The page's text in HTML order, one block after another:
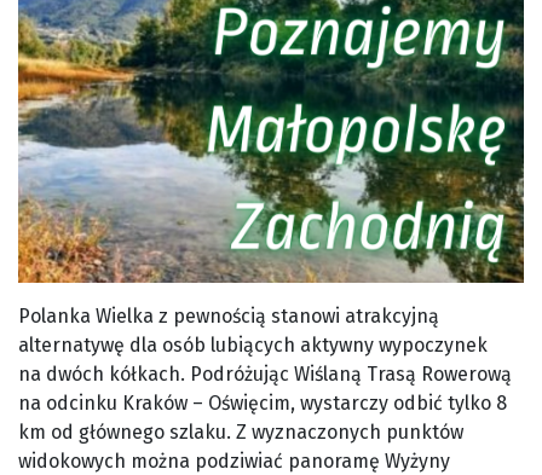
Polanka Wielka z pewnością stanowi atrakcyjną
alternatywę dla osób lubiących aktywny wypoczynek
na dwóch kółkach. Podróżując Wiślaną Trasą Rowerową
na odcinku Kraków – Oświęcim, wystarczy odbić tylko 8
km od głównego szlaku. Z wyznaczonych punktów
widokowych można podziwiać panoramę Wyżyny